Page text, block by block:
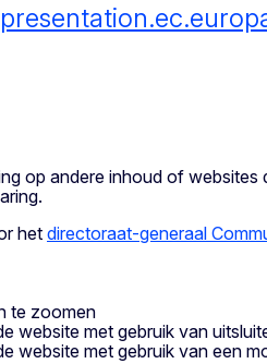
op andere inhoud of
het directoraat-generaal
te zoomen
website met gebruik van
website met gebruik van een